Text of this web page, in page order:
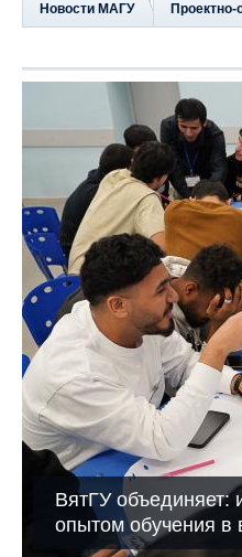
Новости МАГУ
ВятГУ объединяет:
опытом обучения в